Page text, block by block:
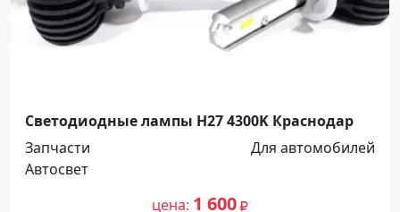
Светодиодные лампы H27 4300K Краснодар
Запчасти
Для автомобилей
Автосвет
цена 1 600